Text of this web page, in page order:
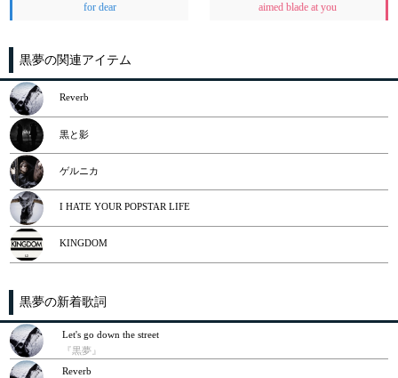
for dear aimed blade at you
黒夢の関連アイテム
Reverb
黒と影
ゲルニカ
I HATE YOUR POPSTAR LIFE
KINGDOM
黒夢の新着歌詞
Let's go down the street
『黒夢』
Reverb